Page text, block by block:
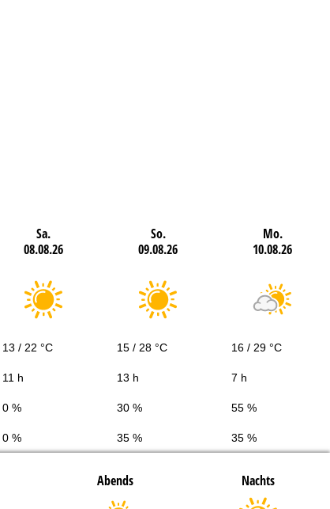
Sa.
08.08.26
So.
09.08.26
Mo.
10.08.26
13 / 22 °C 15 / 28 °C 16 / 29 °C
11 h 13 h 7 h
0 % 30 % 55 %
0 % 35 % 35 %
Abends Nachts